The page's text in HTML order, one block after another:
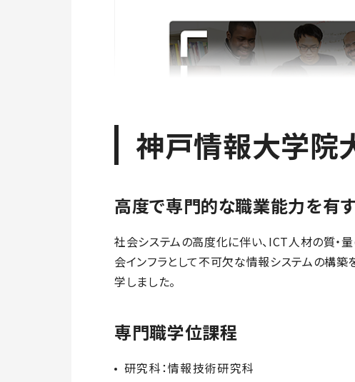
神戸情報大学院
高度で専門的な職業能力を有
社会システムの高度化に伴い、ICT人材の質・
会インフラとして不可欠な情報システムの構
学しました。
専門職学位課程
研究科：情報技術研究科